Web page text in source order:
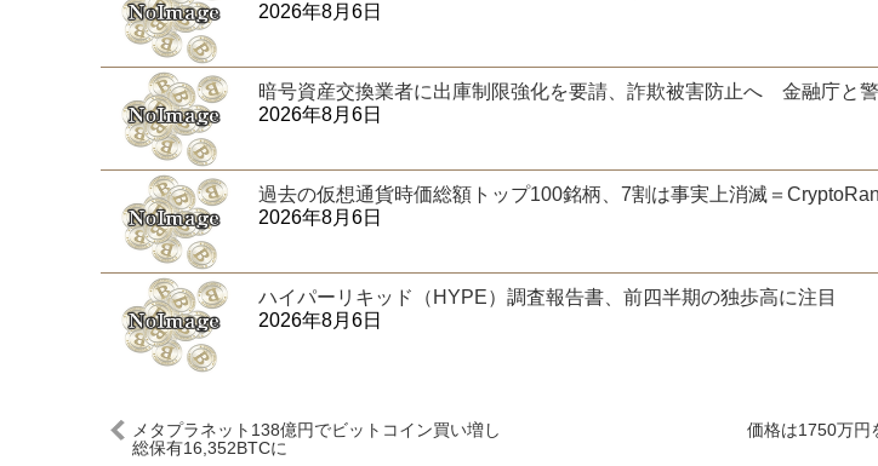
2026年8月6日
暗号資産交換業者に出庫制限強化を要請、詐欺被害防止へ 金融庁と
2026年8月6日
過去の仮想通貨時価総額トップ100銘柄、7割は事実上消滅＝
2026年8月6日
ハイパーリキッド（HYPE）調査報告書、前四半期の独歩高に注目
2026年8月6日
メタプラネット138億円でビットコイン買い増し
総保有16,352BTCに
価格は1750万円